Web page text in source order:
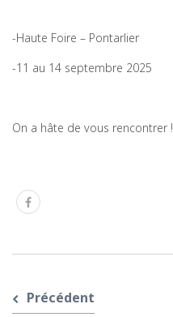
-Haute Foire – Pontarlier
-11 au 14 septembre 2025
On a hâte de vous rencontrer !
Précédent